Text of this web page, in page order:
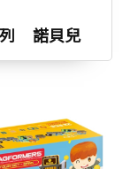
諾貝兒